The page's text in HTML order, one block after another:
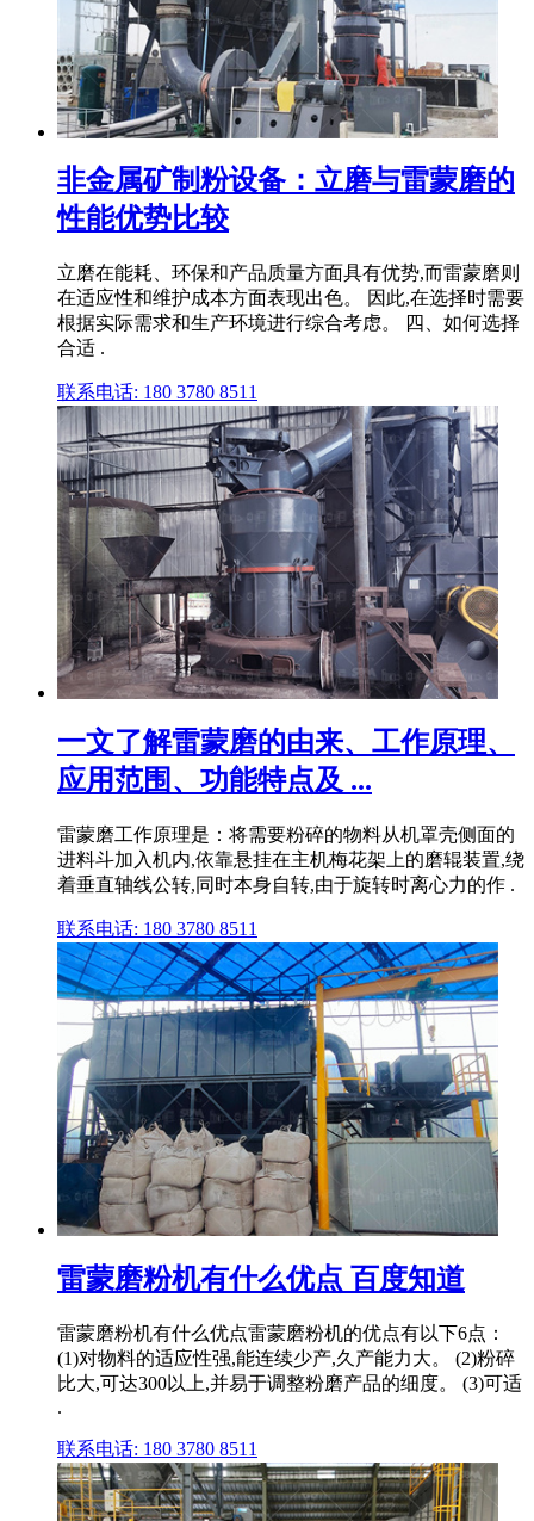
非金属矿制粉设备：立磨与雷蒙磨的
性能优势比较
立磨在能耗、环保和产品质量方面具有优势,而雷蒙磨则
在适应性和维护成本方面表现出色。 因此,在选择时需要
根据实际需求和生产环境进行综合考虑。 四、如何选择
合适 .
联系电话: 180 3780 8511
一文了解雷蒙磨的由来、工作原理、
应用范围、功能特点及 ...
雷蒙磨工作原理是：将需要粉碎的物料从机罩壳侧面的
进料斗加入机内,依靠悬挂在主机梅花架上的磨辊装置,绕
着垂直轴线公转,同时本身自转,由于旋转时离心力的作 .
联系电话: 180 3780 8511
雷蒙磨粉机有什么优点 百度知道
雷蒙磨粉机有什么优点雷蒙磨粉机的优点有以下6点：
(1)对物料的适应性强,能连续少产,久产能力大。 (2)粉碎
比大,可达300以上,并易于调整粉磨产品的细度。 (3)可适
.
联系电话: 180 3780 8511